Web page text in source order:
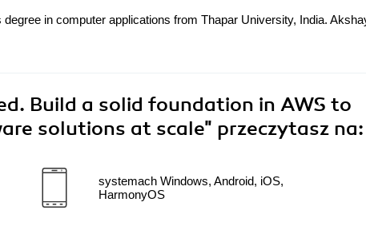
in computer applications from Thapar University, India.
Build a solid foundation in AWS to
solutions at scale" przeczytasz na:
systemach Windows, Android, iOS,
HarmonyOS